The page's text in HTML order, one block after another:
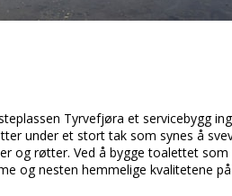
Tyrvefjøra et servicebygg
under et stort tak som synes å
røtter. Ved å bygge toalettet som
og nesten hemmelige kvalitetene